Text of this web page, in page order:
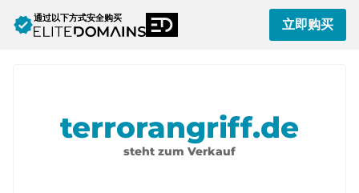
verified通过以下方式安全购买 立即购买
terrorangriff.de
steht zum Verkauf